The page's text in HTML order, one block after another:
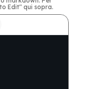
Edit" qui sopra.